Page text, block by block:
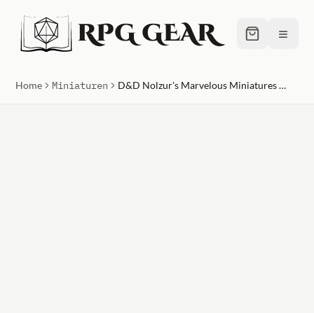
RPG GEAR ≡
Home Miniaturen D&D Nolzur's Marvelous Miniatures Unpainted Miniature Abominable Yeti Case (2)